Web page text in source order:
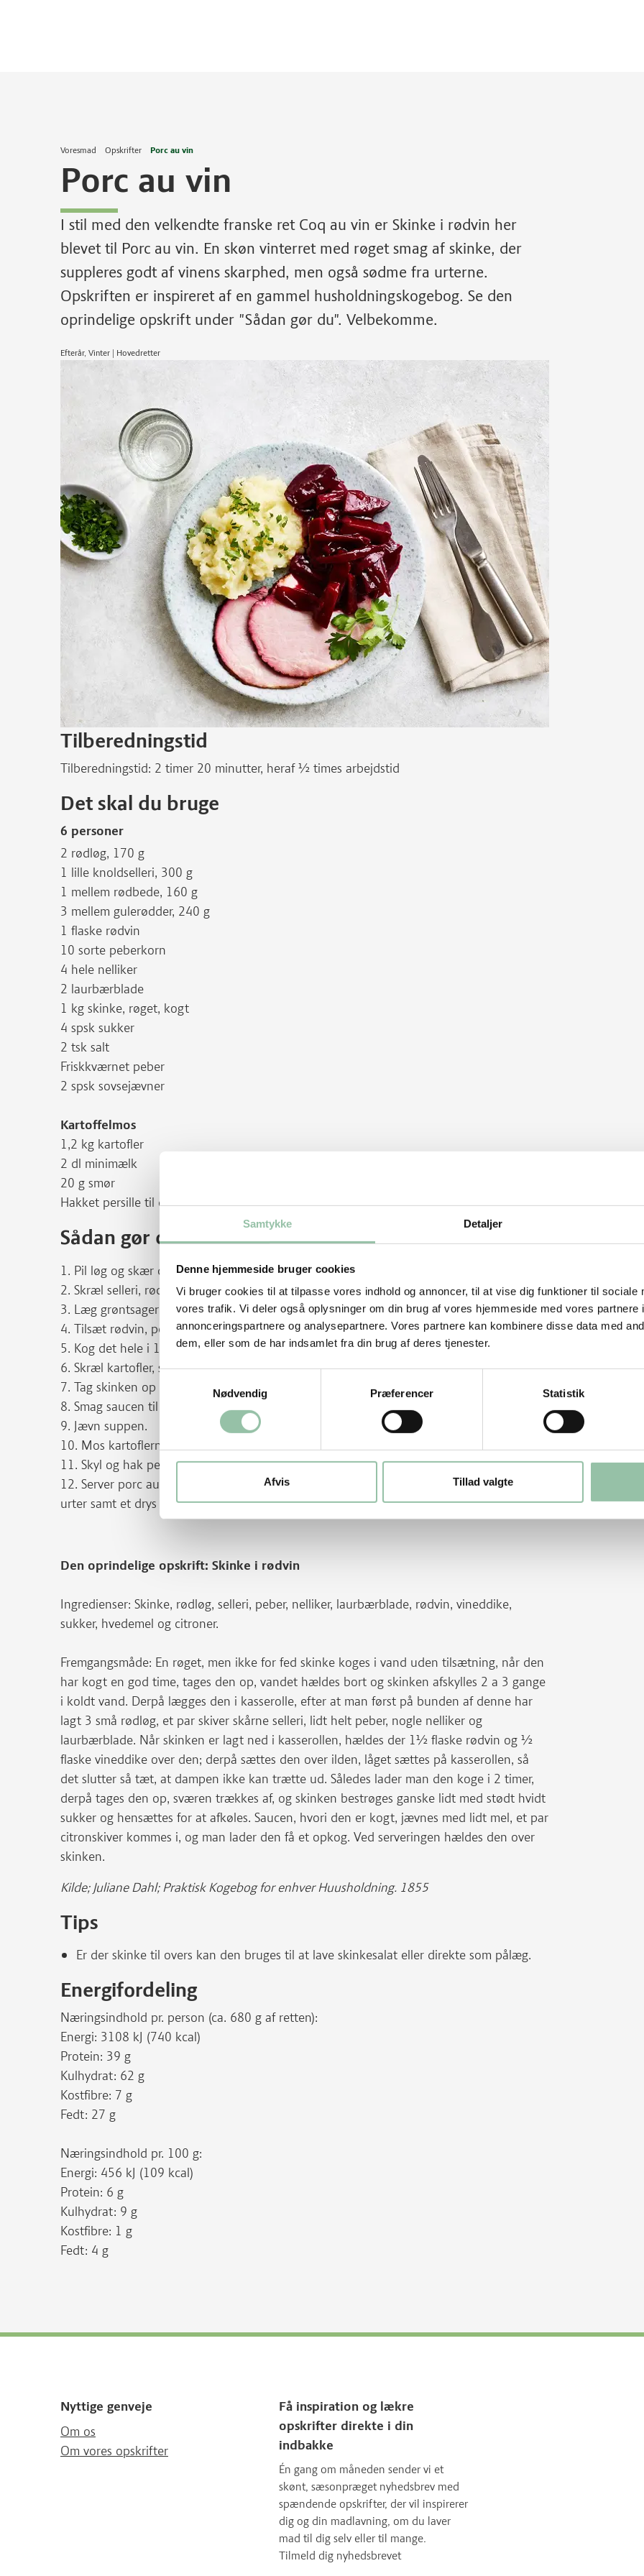
Samtykke Detaljer
Denne hjemmeside bruger cookies
Vi bruger cookies til at tilpasse vores indhold og annoncer, til at vise dig funktioner til sociale
vores trafik. Vi deler også oplysninger om din brug af vores hjemmeside med vores partnere
annonceringspartnere og analysepartnere. Vores partnere kan kombinere disse data med
dem, eller som de har indsamlet fra din brug af deres tjenester.
Samtykkevalg
Nødvendig
Præferencer Statistik
Afvis Tillad valgte
Voresmad Opskrifter Porc au vin
Porc au vin
I stil med den velkendte franske ret Coq au vin er Skinke i rødvin her
blevet til Porc au vin. En skøn vinterret med røget smag af skinke, der
suppleres godt af vinens skarphed, men også sødme fra urterne.
Opskriften er inspireret af en gammel husholdningskogebog. Se den
oprindelige opskrift under "Sådan gør du". Velbekomme.
Efterår, Vinter | Hovedretter
Tilberedningstid
Tilberedningstid: 2 timer 20 minutter, heraf ½ times arbejdstid
Det skal du bruge
6 personer
2 rødløg, 170 g
1 lille knoldselleri, 300 g
1 mellem rødbede, 160 g
3 mellem gulerødder, 240 g
1 flaske rødvin
10 sorte peberkorn
4 hele nelliker
2 laurbærblade
1 kg skinke, røget, kogt
4 spsk sukker
2 tsk salt
Friskkværnet peber
2 spsk sovsejævner
Kartoffelmos
1,2 kg kartofler
2 dl minimælk
20 g smør
Hakket persille til drys
Sådan gør du
1. Pil løg og skær dem i både.
2. Skræl selleri, rødbeder og gulerødder og skær dem i stave eller både.
3. Læg grøntsagerne i bunden af en gryde og læg skinke ovenpå.
4. Tilsæt rødvin, peberkorn, nelliker og laurbærblade.
5. Kog det hele i 1 time under tætsluttende låg ved svag varme.
6. Skræl kartofler, skær dem i mindre stykker og kog dem møre til mos.
7. Tag skinken op og befri den for nettet.
8. Smag saucen til med salt, sukker og peber.
9. Jævn suppen.
10. Mos kartoflerne med smør og mælk og smag mosen til med salt.
11. Skyl og hak persillen.
12. Server porc au vin med 1-2 skiver skinke på hver tallerken, kartoffelmos, sauce og
urter samt et drys persille på toppen.
Den oprindelige opskrift: Skinke i rødvin
Ingredienser: Skinke, rødløg, selleri, peber, nelliker, laurbærblade, rødvin, vineddike,
sukker, hvedemel og citroner.
Fremgangsmåde: En røget, men ikke for fed skinke koges i vand uden tilsætning, når den
har kogt en god time, tages den op, vandet hældes bort og skinken afskylles 2 a 3 gange
i koldt vand. Derpå lægges den i kasserolle, efter at man først på bunden af denne har
lagt 3 små rødløg, et par skiver skårne selleri, lidt helt peber, nogle nelliker og
laurbærblade. Når skinken er lagt ned i kasserollen, hældes der 1½ flaske rødvin og ½
flaske vineddike over den; derpå sættes den over ilden, låget sættes på kasserollen, så
det slutter så tæt, at dampen ikke kan trætte ud. Således lader man den koge i 2 timer,
derpå tages den op, sværen trækkes af, og skinken bestrøges ganske lidt med stødt hvidt
sukker og hensættes for at afkøles. Saucen, hvori den er kogt, jævnes med lidt mel, et par
citronskiver kommes i, og man lader den få et opkog. Ved serveringen hældes den over
skinken.
Kilde; Juliane Dahl; Praktisk Kogebog for enhver Huusholdning. 1855
Tips
Er der skinke til overs kan den bruges til at lave skinkesalat eller direkte som pålæg.
Energifordeling
Næringsindhold pr. person (ca. 680 g af retten):
Energi: 3108 kJ (740 kcal)
Protein: 39 g
Kulhydrat: 62 g
Kostfibre: 7 g
Fedt: 27 g
Næringsindhold pr. 100 g:
Energi: 456 kJ (109 kcal)
Protein: 6 g
Kulhydrat: 9 g
Kostfibre: 1 g
Fedt: 4 g
Nyttige genveje
Om os
Om vores opskrifter
Få inspiration og lækre
opskrifter direkte i din
indbakke
Én gang om måneden sender vi et
skønt, sæsonpræget nyhedsbrev med
spændende opskrifter, der vil inspirerer
dig og din madlavning, om du laver
mad til dig selv eller til mange.
Tilmeld dig nyhedsbrevet